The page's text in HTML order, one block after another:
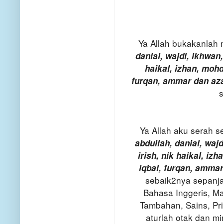
Ya Allah
danial, wajdi,
haikal, izhan,
furqan, ammar dan
Ya Allah aku serah
abdullah, danial,
irish, nik haikal,
iqbal, furqan,
sebaik2nya
Bahasa Inggeris,
Tambahan, Sains,
aturlah otak dan